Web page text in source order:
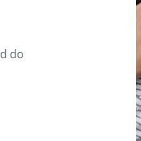
do